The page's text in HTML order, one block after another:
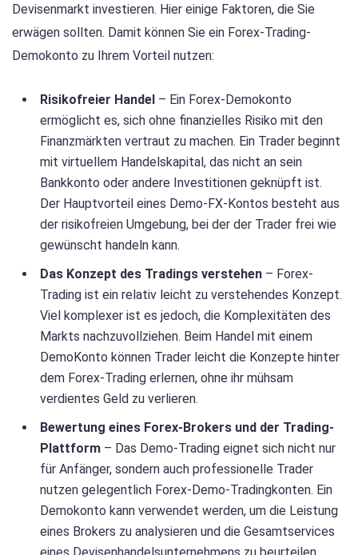
Devisenmarkt investieren. Hier einige Faktoren, die Sie
erwägen sollten. Damit können Sie ein Forex-Trading-
Demokonto zu Ihrem Vorteil nutzen:
Risikofreier Handel – Ein Forex-Demokonto
ermöglicht es, sich ohne finanzielles Risiko mit den
Finanzmärkten vertraut zu machen. Ein Trader beginnt
mit virtuellem Handelskapital, das nicht an sein
Bankkonto oder andere Investitionen geknüpft ist.
Der Hauptvorteil eines Demo-FX-Kontos besteht aus
der risikofreien Umgebung, bei der der Trader frei wie
gewünscht handeln kann.
Das Konzept des Tradings verstehen – Forex-
Trading ist ein relativ leicht zu verstehendes Konzept.
Viel komplexer ist es jedoch, die Komplexitäten des
Markts nachzuvollziehen. Beim Handel mit einem
DemoKonto können Trader leicht die Konzepte hinter
dem Forex-Trading erlernen, ohne ihr mühsam
verdientes Geld zu verlieren.
Bewertung eines Forex-Brokers und der Trading-
Plattform – Das Demo-Trading eignet sich nicht nur
für Anfänger, sondern auch professionelle Trader
nutzen gelegentlich Forex-Demo-Tradingkonten. Ein
Demokonto kann verwendet werden, um die Leistung
eines Brokers zu analysieren und die Gesamtservices